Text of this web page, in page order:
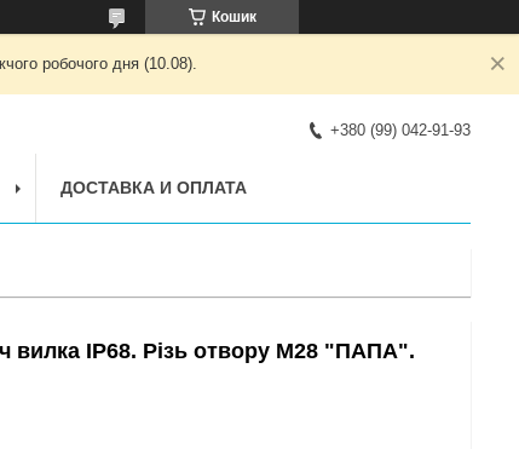
Кошик
робочого дня (10.08).
+380 (99) 042-91-93
ДОСТАВКА И ОПЛАТА
вилка IP68. Різь отвору М28 "ПАПА".